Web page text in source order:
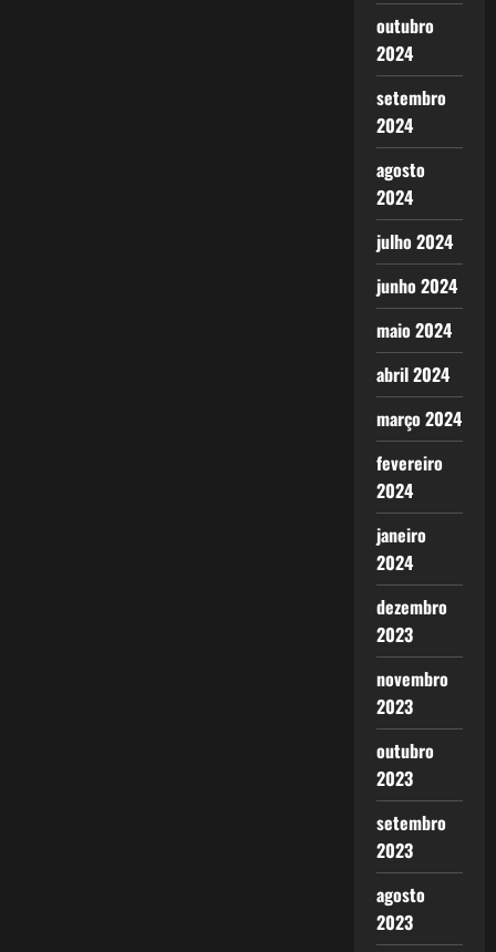
outubro
2024
setembro
2024
agosto
2024
julho 2024
junho 2024
maio 2024
abril 2024
março 2024
fevereiro
2024
janeiro
2024
dezembro
2023
novembro
2023
outubro
2023
setembro
2023
agosto
2023